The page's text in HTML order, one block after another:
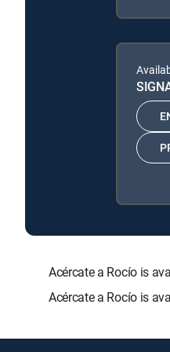
Acércate a Rocío is
Acércate a Rocío is